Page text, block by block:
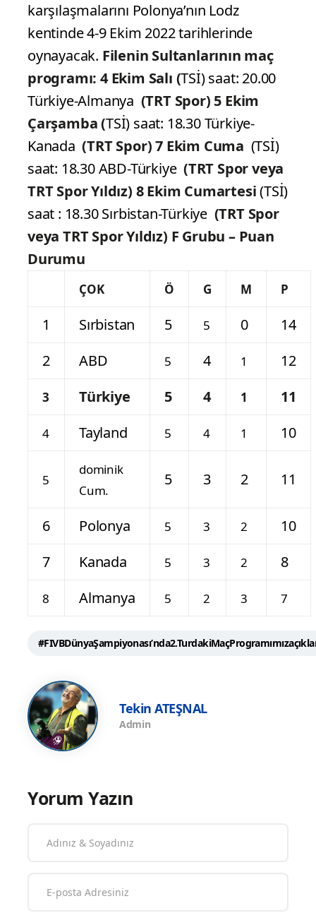
karşılaşmalarını Polonya’nın Lodz
kentinde 4-9 Ekim 2022 tarihlerinde
oynayacak. Filenin Sultanlarının maç
programı: 4 Ekim Salı (TSİ) saat: 20.00
Türkiye-Almanya (TRT Spor) 5 Ekim
Çarşamba (TSİ) saat: 18.30 Türkiye-
Kanada (TRT Spor)7 Ekim Cuma (TSİ)
saat: 18.30 ABD-Türkiye (TRT Spor veya
TRT Spor Yıldız) 8 Ekim Cumartesi(TSİ)
saat : 18.30 Sırbistan-Türkiye (TRT Spor
veya TRT Spor Yıldız) F Grubu – Puan
Durumu
ÇOK Ö G M P
1 Sırbistan 5 5 0
14
2
ABD 5 4 1 12
3 Türkiye 5 4 1 11
4 Tayland 5 4 1 10
5
dominik
Cum.
5 3 2 11
6 Polonya 5 3 2
10
7
Kanada 5 3 2 8
8 Almanya 5 2 3 7
Tekin ATEŞNAL
Admin
Yorum Yazın